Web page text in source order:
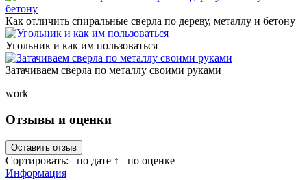
Как отличить спиральные сверла по дереву, металлу и бетону
Угольник и как им пользоваться
Затачиваем сверла по металлу своими руками
work
Отзывы и оценки
Оставить отзыв
Сортировать: по дате ↑
по оценке
Информация